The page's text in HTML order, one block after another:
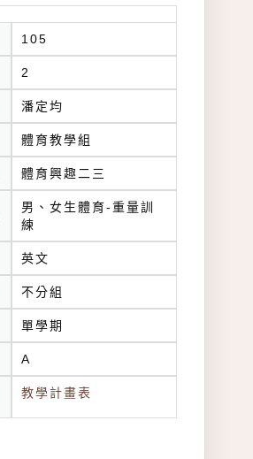
105
2
潘定均
體育教學組
體育興趣二三
男、女生體育-重量訓
練
英文
不分組
單學期
A
教學計畫表